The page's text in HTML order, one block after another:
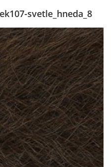
MÍŠA
(pište, nevolejte)
+420 607875420
svetle_hneda_8